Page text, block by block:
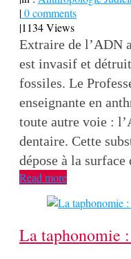
|0 comments
|1134 Views
Extraire de l’ADN
est invasif et
fossiles. Le
enseignante en
toute autre voie :
dentaire. Cette
dépose à la surface
Read more
La taphonomie